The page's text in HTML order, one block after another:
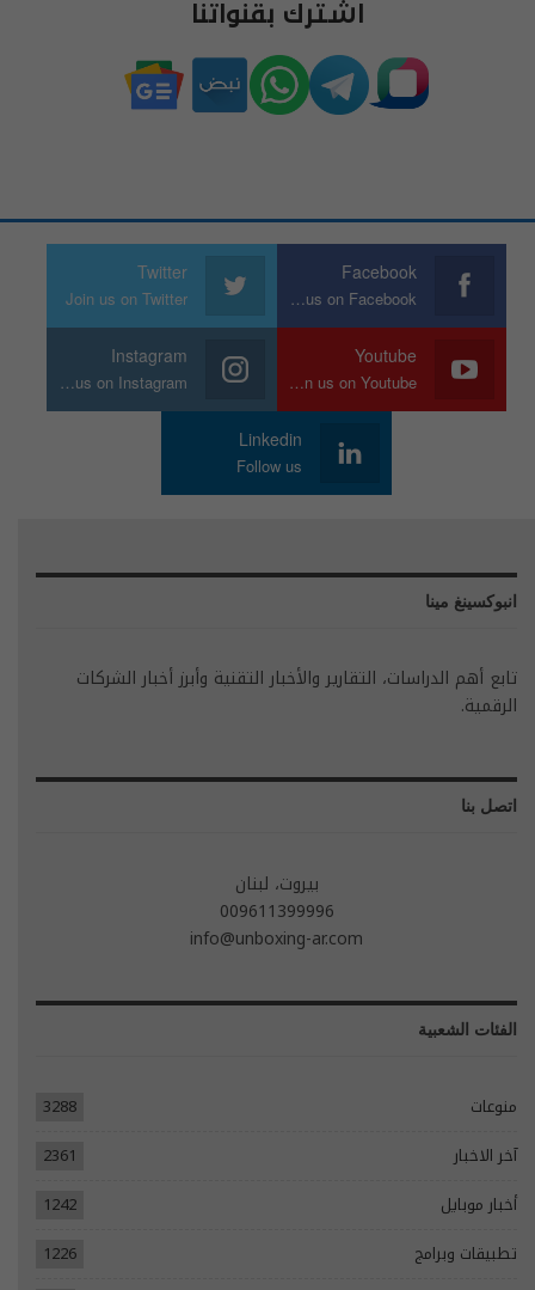
اشترك بقنواتنا
Facebook
Join us on Facebook
Twitter
Join us on Twitter
Youtube
Join us on Youtube
Instagram
Join us on Instagram
Linkedin
Follow us
انبوكسينغ مينا
تابع أهم الدراسات، التقارير والأخبار التقنية وأبرز أخبار الشركات
الرقمية.
اتصل بنا
بيروت، لبنان
009611399996
info@unboxing-ar.com
الفئات الشعبية
منوعات
3288
آخر الاخبار
2361
أخبار موبايل
1242
تطبيقات وبرامج
1226